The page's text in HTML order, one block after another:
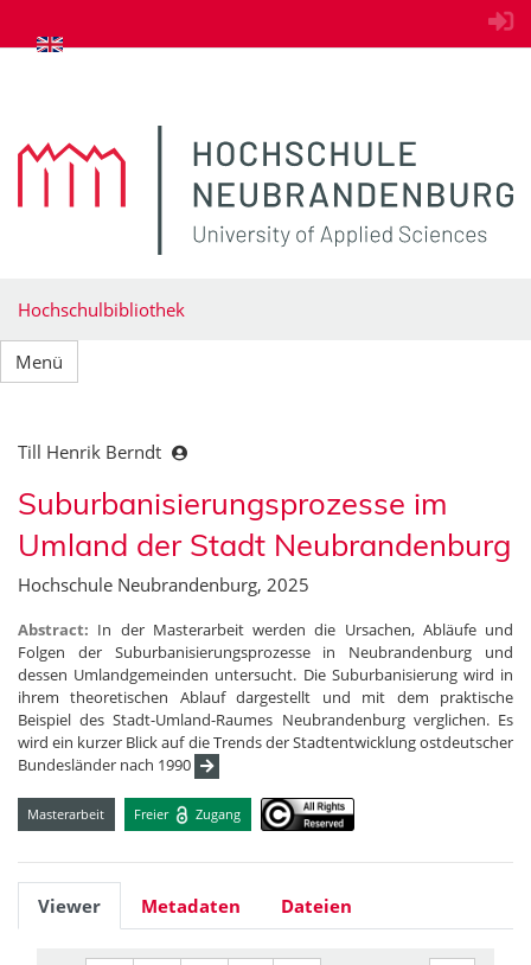
zum Inhalt springen
Hochschulbibliothek
Menü
Till Henrik Berndt
Suburbanisierungsprozesse im
Umland der Stadt Neubrandenburg
Hochschule Neubrandenburg, 2025
Abstract: In der Masterarbeit werden die Ursachen, Abläufe und
Folgen der Suburbanisierungsprozesse in Neubrandenburg und
dessen Umlandgemeinden untersucht. Die Suburbanisierung wird in
ihrem theoretischen Ablauf dargestellt und mit dem praktische
Beispiel des Stadt-Umland-Raumes Neubrandenburg verglichen. Es
wird ein kurzer Blick auf die Trends der Stadtentwicklung ostdeutscher
Bundesländer nach 1990
Masterarbeit Freier Zugang
Viewer Metadaten Dateien